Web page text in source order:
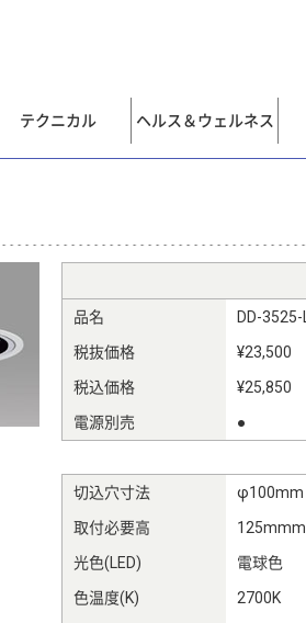
テクニカル ヘルス＆ウェルネス
品名
DD-3525-
税抜価格
¥23,500
税込価格
¥25,850
電源別売
●
切込穴寸法
φ100mm
取付必要高
光色(LED)
電球色
色温度(K)
2700K